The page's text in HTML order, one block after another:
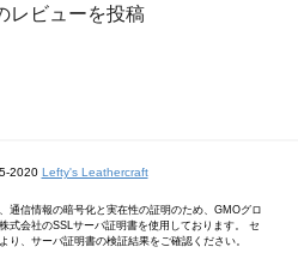
レビューを投稿
2020 Lefty's Leathercraft
通信情報の暗号化と実在性の証明のため、GMOグロ
式会社のSSLサーバ証明書を使用しております。 セ
り、サーバ証明書の検証結果をご確認ください。